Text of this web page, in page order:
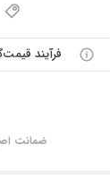
فرآیند
ضمانت